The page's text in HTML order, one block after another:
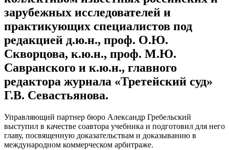
зарубежных исследователей и
практикующих специалистов под
редакцией д.ю.н., проф. О.Ю.
Скворцова, к.ю.н., проф. М.Ю.
Савранского и к.ю.н., главного
редактора журнала «Третейский суд»
Г.В. Севастьянова.
Управляющий партнер бюро Александр Гребельский
выступил в качестве соавтора учебника и подготовил для него
главу, посвященную доказательствам и доказыванию в
международном коммерческом арбитраже.